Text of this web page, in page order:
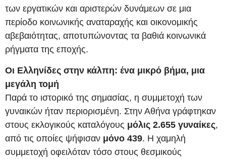
των εργατικών και αριστερών δυνάμεων σε μια
περίοδο κοινωνικής αναταραχής και οικονομικής
αβεβαιότητας, αποτυπώνοντας τα βαθιά κοινωνικά
ρήγματα της εποχής.
Οι Ελληνίδες στην κάλπη: ένα μικρό βήμα, μια
μεγάλη τομή
Παρά το ιστορικό της σημασίας, η συμμετοχή των
γυναικών ήταν περιορισμένη. Στην Αθήνα γράφτηκαν
στους εκλογικούς καταλόγους μόλις 2.655 γυναίκες,
από τις οποίες ψήφισαν μόνο 439. Η χαμηλή
συμμετοχή οφειλόταν τόσο στους θεσμικούς